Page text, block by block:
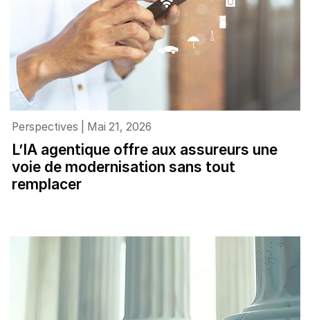
Perspectives | Mai 21, 2026
L’IA agentique offre aux assureurs une
voie de modernisation sans tout
remplacer